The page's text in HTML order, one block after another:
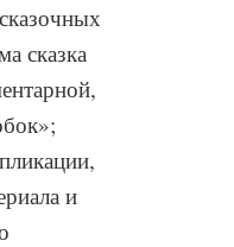
сказка
и